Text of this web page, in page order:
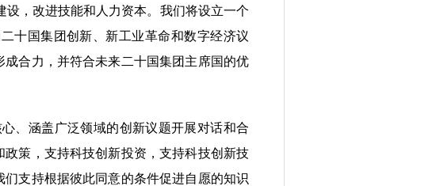
，改进技能和人力资本。我们将设立一个
十国集团创新、新工业革命和数字经济议
合力，并符合未来二十国集团主席国的优
、涵盖广泛领域的创新议题开展对话和合
策，支持科技创新投资，支持科技创新技
支持根据彼此同意的条件促进自愿的知识